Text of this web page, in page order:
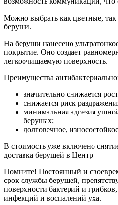
Можно выбрать как цветные, так
беруши.
На беруши нанесено
покрытие. Оно создает
легкоочищаемую поверхность.
Преимущества
значительно снижается
снижается риск
минимальная адгезия
берушах;
долговечное,
В стоимость уже включено
доставка берушей в Центр.
Помните! Постоянный и
срок службы берушей,
поверхности бактерий и
инфекций и воспалений уха.